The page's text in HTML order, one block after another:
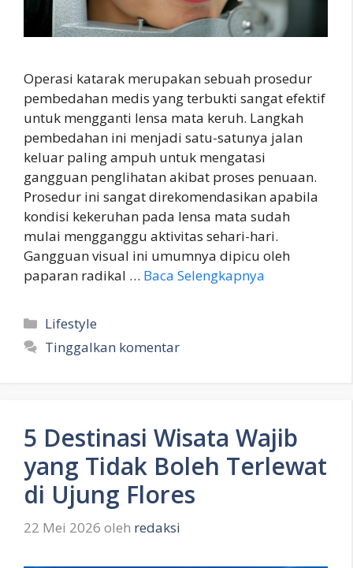
Operasi katarak merupakan sebuah prosedur
pembedahan medis yang terbukti sangat efektif
untuk mengganti lensa mata keruh. Langkah
pembedahan ini menjadi satu-satunya jalan
keluar paling ampuh untuk mengatasi
gangguan penglihatan akibat proses penuaan.
Prosedur ini sangat direkomendasikan apabila
kondisi kekeruhan pada lensa mata sudah
mulai mengganggu aktivitas sehari-hari.
Gangguan visual ini umumnya dipicu oleh
paparan radikal … Baca Selengkapnya
Kategori
Lifestyle
Tinggalkan komentar
5 Destinasi Wisata Wajib
yang Tidak Boleh Terlewat
di Ujung Flores
22 Mei 2026 oleh redaksi